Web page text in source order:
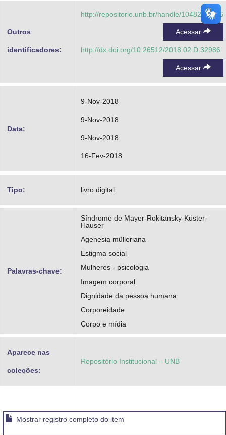
Outros
identificadores:
http://repositorio.unb.br/handle/10482/32986
Acessar
http://dx.doi.org/10.26512/2018.02.D.32986
Acessar
Data:
9-Nov-2018
9-Nov-2018
9-Nov-2018
16-Fev-2018
Tipo: livro digital
Palavras-chave:
Síndrome de Mayer-Rokitansky-Küster-
Hauser
Agenesia mülleriana
Estigma social
Mulheres - psicologia
Imagem corporal
Dignidade da pessoa humana
Corporeidade
Corpo e mídia
Aparece nas
coleções:
Repositório Institucional – UNB
Mostrar registro completo do item